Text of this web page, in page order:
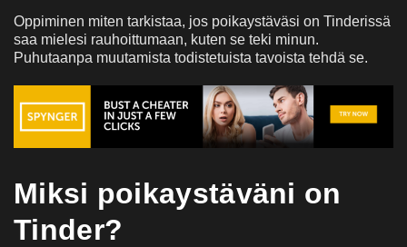
Oppiminen miten tarkistaa, jos poikaystäväsi on Tinderissä
saa mielesi rauhoittumaan, kuten se teki minun.
Puhutaanpa muutamista todistetuista tavoista tehdä se.
Miksi poikaystäväni on
Tinder?